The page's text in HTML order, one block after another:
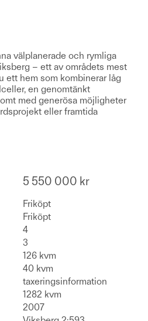
välplanerade och rymliga
– ett av områdets mest
ett hem som kombinerar låg
en genomtänkt
med generösa möjligheter
eller framtida
5 550 000 kr
Friköpt
Friköpt
4
3
126 kvm
40 kvm
taxeringsinformation
1282 kvm
2007